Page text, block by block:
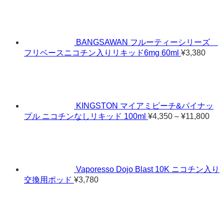
BANGSAWAN フルーティーシリーズ
フリベースニコチン入りリキッド6mg 60ml ¥3,380
KINGSTON マイアミピーチ&パイナッ
プル ニコチンなしリキッド 100ml ¥4,350 – ¥11,800価
Vaporesso Dojo Blast 10K ニコチン入り
交換用ポッド ¥3,780